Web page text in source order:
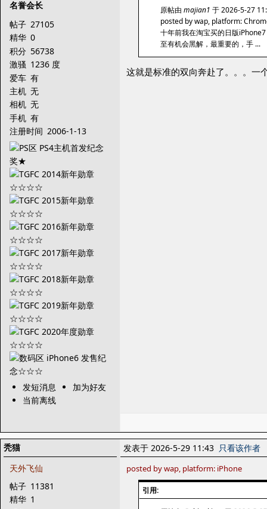
名誉会长
帖子 27105
精华 0
积分 56738
激骚 1236 度
爱车 有
主机 无
相机 无
手机 有
注册时间 2006-1-13
发短消息
加为好友
当前离线
原帖由 majian1 于 2026-5-27
posted by wap, platform:
十年前我在淘宝买的日版
至有机会黑解，最重要的，手 ...
这就是标准的双向奔赴了。。。一
秃猫
天外飞仙
帖子 11381
精华 1
发表于 2026-5-29 11:43 只看该作者
posted by wap, platform: iPhone
引用: